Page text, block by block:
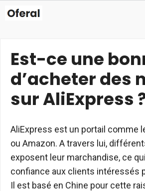
Est-ce une
d’acheter des
sur AliExpress
AliExpress est un portail comme
ou Amazon. A travers lui,
exposent leur marchandise, ce
confiance aux clients intéressés
Il est basé en Chine pour cette